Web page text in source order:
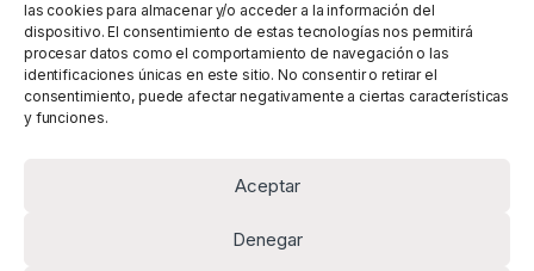
las cookies para almacenar y/o acceder a la información del
dispositivo. El consentimiento de estas tecnologías nos permitirá
procesar datos como el comportamiento de navegación o las
identificaciones únicas en este sitio. No consentir o retirar el
consentimiento, puede afectar negativamente a ciertas características
y funciones.
Aceptar
Denegar